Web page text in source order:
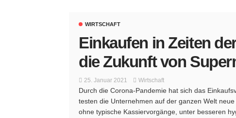
WIRTSCHAFT
Einkaufen in Zeiten
die Zukunft von
25. Januar 2021 Wirtschaft
Durch die Corona-Pandemie hat sich das
testen die Unternehmen auf der ganzen Welt
ohne typische Kassiervorgänge, unter besseren